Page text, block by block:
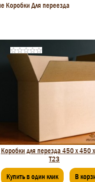
Коробки Для переезда
Коробки для перезда 450 х 450
Т23
Купить в один клик В